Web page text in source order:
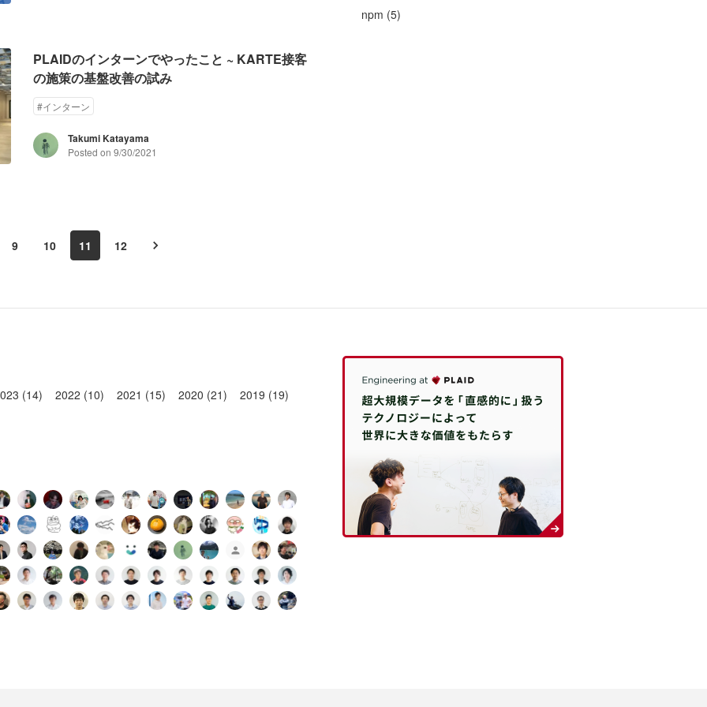
PLAIDのインターンでやったこと ~ KARTE接客
の施策の基盤改善の試み
#インターン
Takumi Katayama
Posted on 9/30/2021
9 10 11 12
npm (5)
(14) 2022 (10) 2021 (15) 2020 (21) 2019 (19)